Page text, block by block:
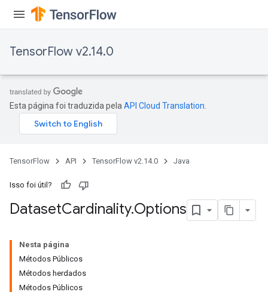
TensorFlow v2.14.0
Esta página foi traduzida pela API Cloud Translation
TensorFlow API TensorFlow v2.14.0 Java
Isso foi útil?
DatasetCardinality.Options
Nesta página
Métodos Públicos
Métodos herdados
Métodos Públicos